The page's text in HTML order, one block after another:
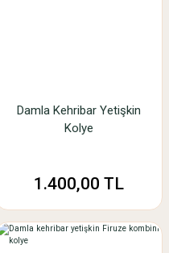
Damla Kehribar Yetişkin
Kolye
1.400,00 TL